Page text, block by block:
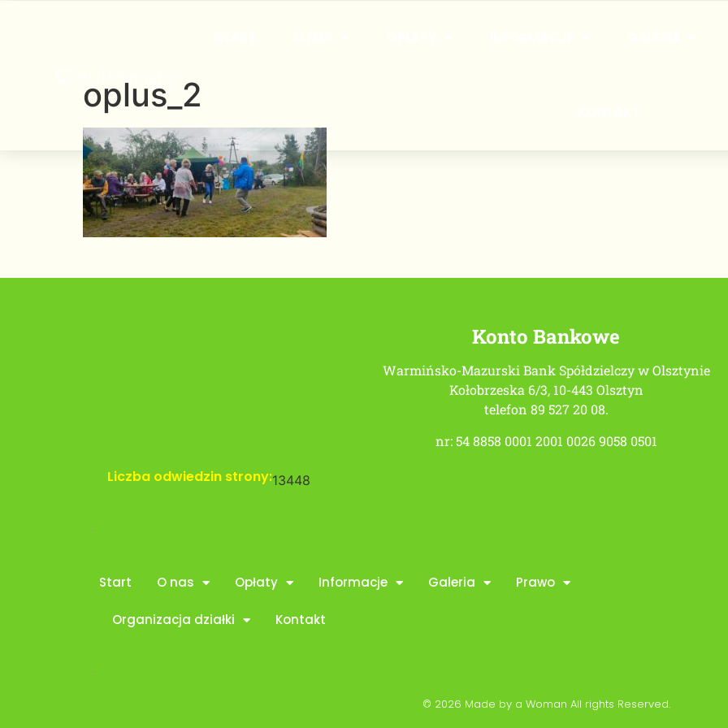
oplus_2
Konto Bankowe
Warmińsko-Mazurski Bank Spółdzielczy w Olsztynie
Kołobrzeska 6/3, 10-443 Olsztyn
telefon 89 527 20 08.
nr: 54 8858 0001 2001 0026 9058 0501
Liczba odwiedzin strony:13448
Start O nas Opłaty Informacje Galeria Prawo
Organizacja działki Kontakt
© 2026 Made by a Woman All rights Reserved.